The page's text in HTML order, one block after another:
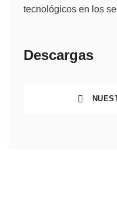
tecnológicos en los
Descargas